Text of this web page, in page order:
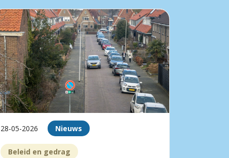
28-05-2026 Nieuws
Beleid en gedrag